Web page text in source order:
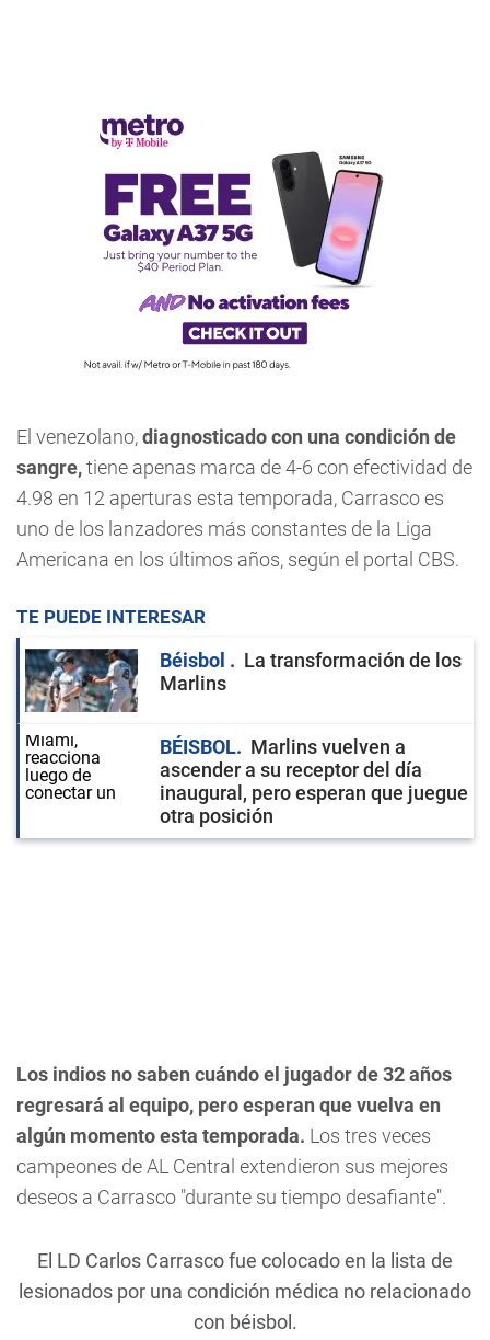
El venezolano,diagnosticado con una condición de
sangre,tiene apenas marca de 4-6 con efectividad de
4.98 en 12 aperturas esta temporada, Carrasco es
uno de los lanzadores más constantes de la Liga
Americana en los últimos años, según el portal CBS.
TE PUEDE INTERESAR
Béisbol
La transformación de los
Marlins
BÉISBOL
Marlins vuelven a
ascender a su receptor del día
inaugural, pero esperan que juegue
otra posición
Los indios no saben cuándo el jugador de 32 años
regresará al equipo, pero esperan que vuelva en
algún momento esta temporada. Los tres veces
campeones de AL Central extendieron sus mejores
deseos a Carrasco "durante su tiempo desafiante".
El LD Carlos Carrasco fue colocado en la lista de
lesionados por una condición médica no relacionado
con béisbol.